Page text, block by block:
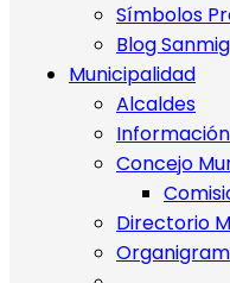
Símbolos
Blog
Municipalidad
Alcaldes
Concejo
Directorio